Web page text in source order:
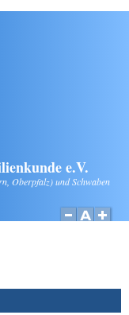
e.V.
Oberpfalz) und Schwaben